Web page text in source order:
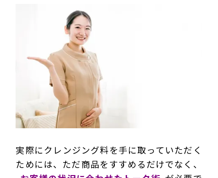
実際にクレンジング料を手に取っていただく
ためには、ただ商品をすすめるだけでなく、